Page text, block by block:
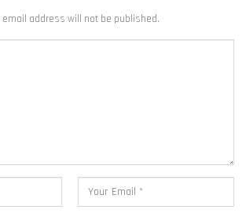
email address will not be published.